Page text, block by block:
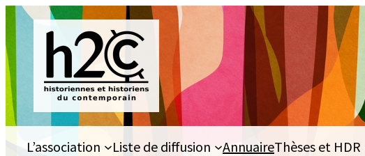
Aller
au
contenu
L’association Liste de diffusion AnnuaireThèses et HDR